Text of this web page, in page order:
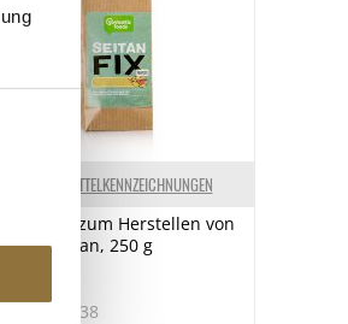
LEBENSMITTELKENNZEICHNUNGEN
Seitan Fix, zum Herstellen von
vegan, 250 g
Art.Nr.:55138